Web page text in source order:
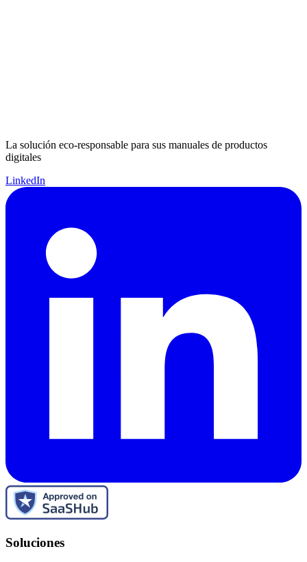
La solución eco-responsable para sus manuales de productos
digitales
LinkedIn
Soluciones